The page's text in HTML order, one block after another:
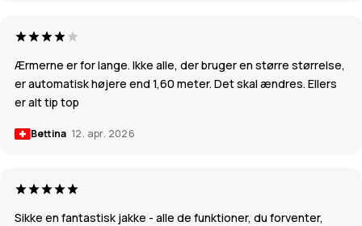
Ærmerne er for lange. Ikke alle, der bruger en større størrelse,
er automatisk højere end 1,60 meter. Det skal ændres. Ellers
er alt tip top
Bettina 12. apr. 2026
Sikke en fantastisk jakke - alle de funktioner, du forventer,